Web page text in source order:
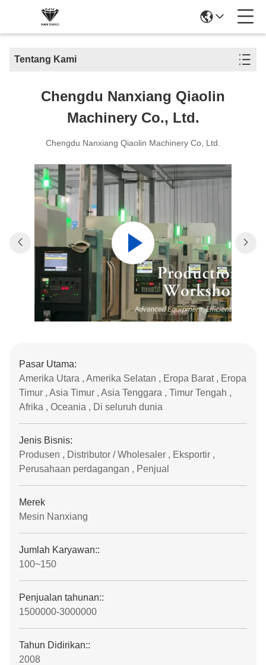
Tentang Kami
Chengdu Nanxiang Qiaolin
Machinery Co., Ltd.
Chengdu Nanxiang Qiaolin Machinery Co, Ltd.
Pasar Utama:
Amerika Utara , Amerika Selatan , Eropa Barat , Eropa
Timur , Asia Timur , Asia Tenggara , Timur Tengah ,
Afrika , Oceania , Di seluruh dunia
Jenis Bisnis:
Produsen , Distributor / Wholesaler , Eksportir ,
Perusahaan perdagangan , Penjual
Merek
Mesin Nanxiang
Jumlah Karyawan::
100~150
Penjualan tahunan::
1500000-3000000
Tahun Didirikan::
2008